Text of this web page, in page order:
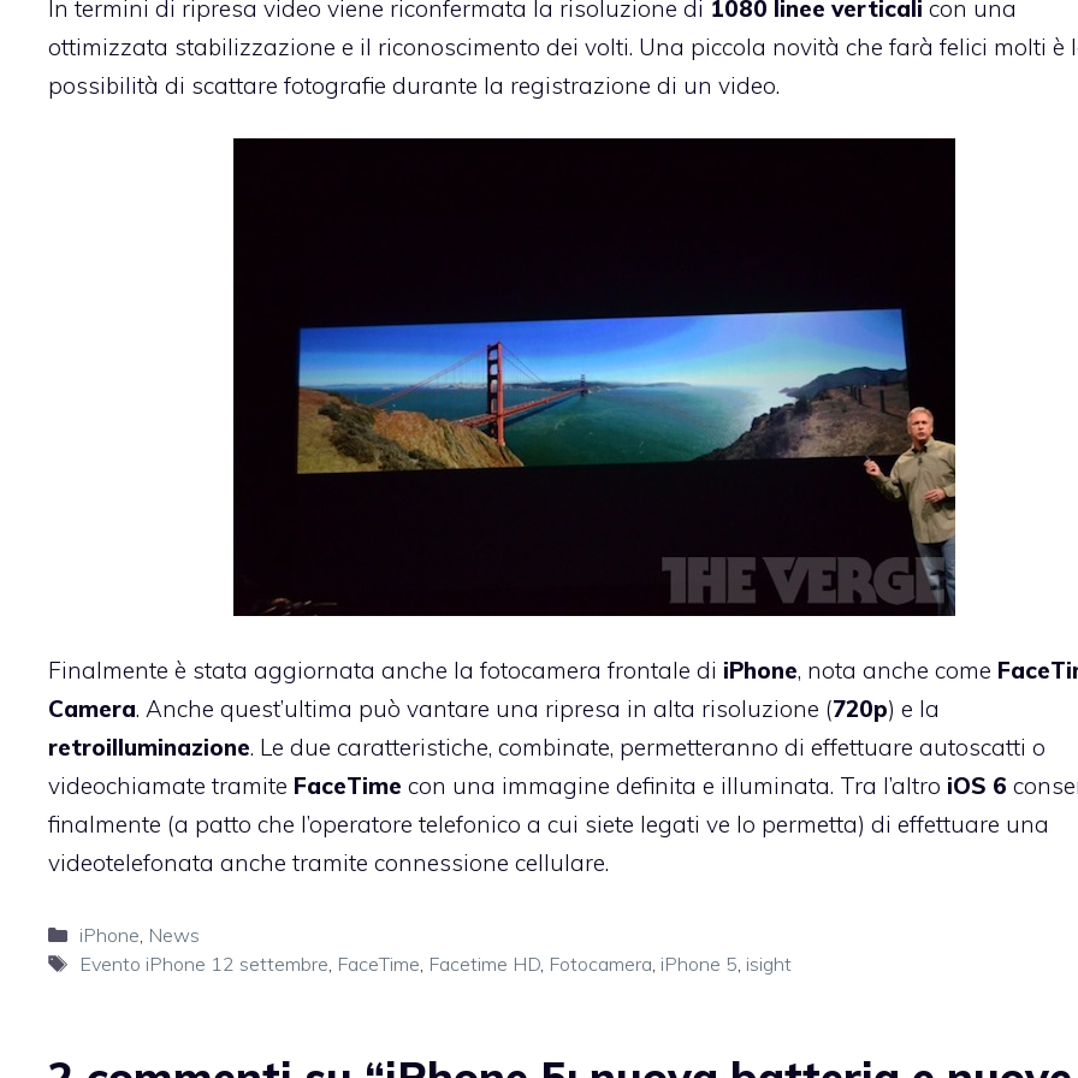
In termini di ripresa video viene riconfermata la risoluzione di 1080 linee verticali con una
ottimizzata stabilizzazione e il riconoscimento dei volti. Una piccola novità che farà felici molti è
possibilità di scattare fotografie durante la registrazione di un video.
Finalmente è stata aggiornata anche la fotocamera frontale di iPhone, nota anche come
Camera. Anche quest’ultima può vantare una ripresa in alta risoluzione (720p) e la
retroilluminazione. Le due caratteristiche, combinate, permetteranno di effettuare autoscatti o
videochiamate tramite FaceTime con una immagine definita e illuminata. Tra l’altro iOS 6
finalmente (a patto che l’operatore telefonico a cui siete legati ve lo permetta) di effettuare una
videotelefonata anche tramite connessione cellulare.
Categorie
iPhone, News
Tag
Evento iPhone 12 settembre, FaceTime, Facetime HD, Fotocamera, iPhone 5, isight